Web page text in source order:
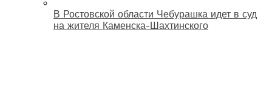
В Ростовской области Чебурашка идет в суд
на жителя Каменска-Шахтинского